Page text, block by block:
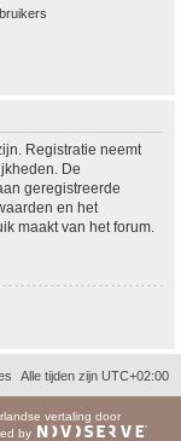
Registratie neemt
De
geregistreerde
en het
maakt van het forum.
Alle tijden zijn UTC+02:00
vertaling door
by